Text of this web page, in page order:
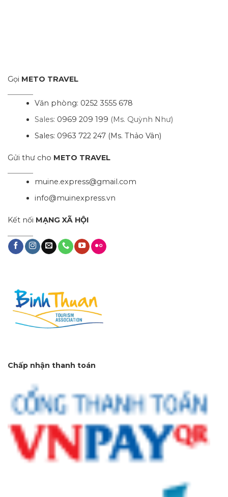
Gọi METO TRAVEL
Văn phòng: 0252 3555 678
Sales: 0969 209 199 (Ms. Quỳnh Như)
Sales: 0963 722 247 (Ms. Thảo Vân)
Gửi thư cho METO TRAVEL
muine.express@gmail.com
info@muinexpress.vn
Kết nối MẠNG XÃ HỘI
Chấp nhận thanh toán